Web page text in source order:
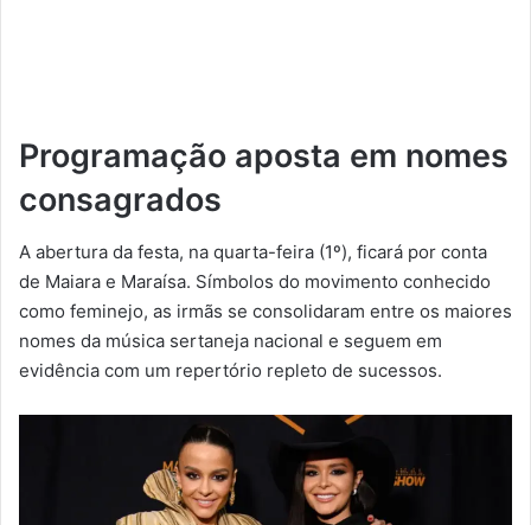
Programação aposta em nomes
consagrados
A abertura da festa, na quarta-feira (1º), ficará por conta
de Maiara e Maraísa. Símbolos do movimento conhecido
como feminejo, as irmãs se consolidaram entre os maiores
nomes da música sertaneja nacional e seguem em
evidência com um repertório repleto de sucessos.